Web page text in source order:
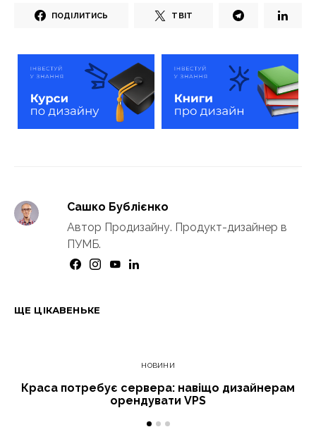
ПОДІЛИТИСЬ ТВІТ
Сашко Бублієнко
Автор Продизайну. Продукт-дизайнер в
ПУМБ.
ЩЕ ЦІКАВЕНЬКЕ
НОВИНИ
Краса потребує сервера: навіщо дизайнерам
орендувати VPS